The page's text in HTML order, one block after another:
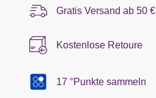
Gratis Versand ab 50 €
Kostenlose Retoure
17 °Punkte sammeln